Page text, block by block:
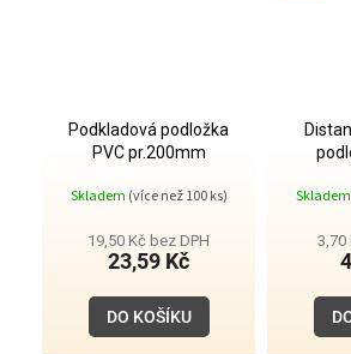
Podkladová podložka
PVC pr.200mm
Skladem (více než 100 ks)
19,50 Kč bez DPH
23,59 Kč
DO KOŠÍKU
Skladem
3,70